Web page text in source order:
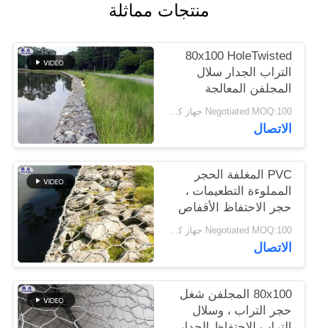
سياسة
الخصوصية
منتجات مماثلة
80x100 HoleTwisted
التراب الجدار سلال
المجلفن المعالجة
السطحية
Negotiated MOQ:100 جهاز كمبيوتر
الاتصال
PVC المغلفة الحجر
المملوءة التطعيمات ،
حجر الاحتفاظ الأقفاص
التراب الجدار
Negotiated MOQ:100 جهاز كمبيوتر
الاتصال
80x100 المجلفن شغل
حجر التراب ، وسلال